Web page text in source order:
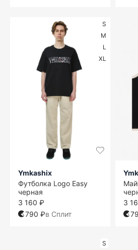
S
M
L
XL
Ymkashix
Футболка Logo Easy
черная
3 160 ₽
790 ₽в Сплит
3
S